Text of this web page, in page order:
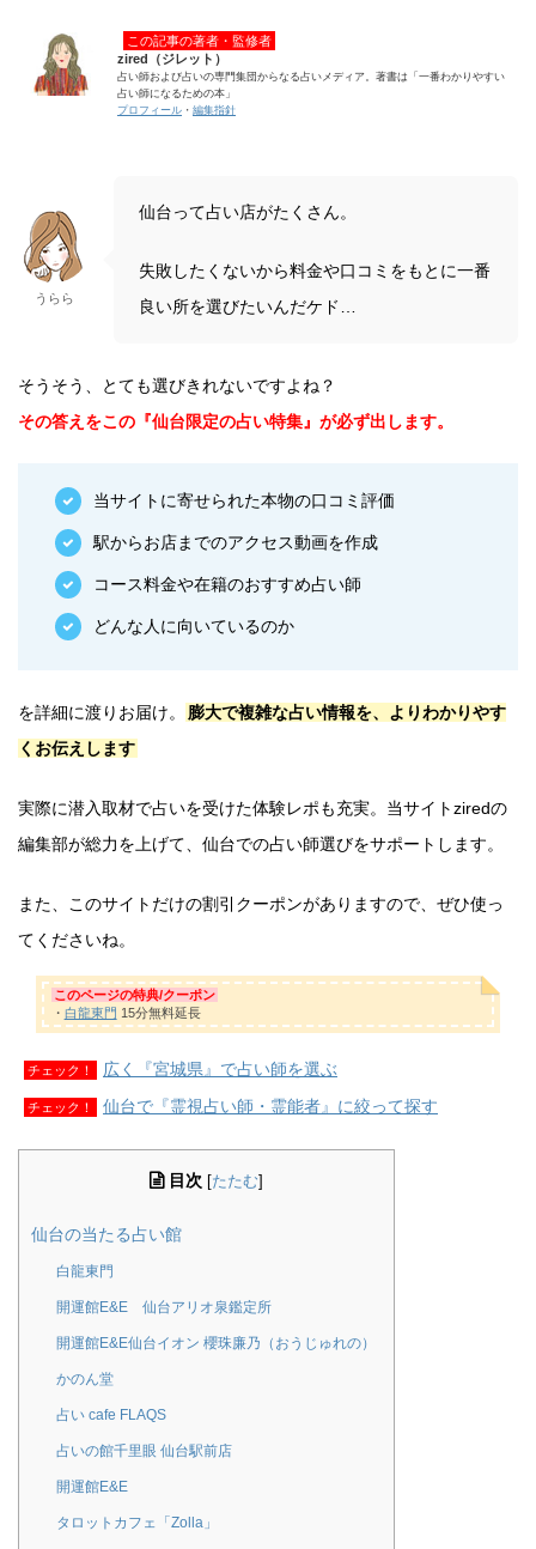
この記事の著者・監修者
zired（ジレット）
占い師および占いの専門集団からなる占いメディア。著書は「一番わかりやすい
占い師になるための本」
プロフィール ・ 編集指針
うらら
仙台って占い店がたくさん。
失敗したくないから料金や口コミをもとに一番
良い所を選びたいんだケド…
そうそう、とても選びきれないですよね？
その答えをこの『仙台限定の占い特集』が必ず出します。
当サイトに寄せられた本物の口コミ評価
駅からお店までのアクセス動画を作成
コース料金や在籍のおすすめ占い師
どんな人に向いているのか
を詳細に渡りお届け。
膨大で複雑な占い情報を、よりわかりやす
くお伝えします
実際に潜入取材で占いを受けた体験レポも充実。当サイトziredの
編集部が総力を上げて、仙台での占い師選びをサポートします。
また、このサイトだけの割引クーポンがありますので、ぜひ使っ
てくださいね。
このページの特典/クーポン
・ 白龍東門 15分無料延長
チェック！ 広く『宮城県』で占い師を選ぶ
チェック！ 仙台で『霊視占い師・霊能者』に絞って探す
目次 たたむ
仙台の当たる占い館
白龍東門
開運館E&E 仙台アリオ泉鑑定所
開運館E&E仙台イオン 櫻珠廉乃（おうじゅれの）
かのん堂
占い cafe FLAQS
占いの館千里眼 仙台駅前店
開運館E&E
タロットカフェ「Zolla」